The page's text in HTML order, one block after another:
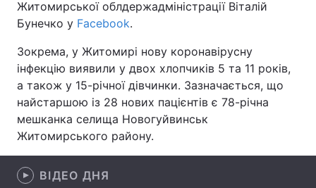
Спорт
Техно і зв'язок Лайт
Зброя Інциденти
Здоров'я Туризм
Екологія
Житомирської облдержадміністрації Віталій
Бунечко у Facebook.
Зокрема, у Житомирі нову коронавірусну
інфекцію виявили у двох хлопчиків 5 та 11 років,
а також у 15-річної дівчинки. Зазначається, що
найстаршою із 28 нових пацієнтів є 78-річна
мешканка селища Новогуйвинськ
Житомирського району.
ВІДЕО ДНЯ